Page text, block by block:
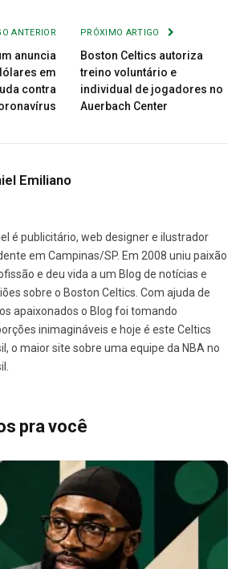
ANTERIOR
anuncia
em
contra
PRÓXIMO ARTIGO
Boston Celtics autoriza
treino voluntário e
individual de jogadores no
Auerbach Center
Emiliano
é publicitário, web designer e ilustrador
em Campinas/SP. Em 2008 uniu paixão
e deu vida a um Blog de notícias e
sobre o Boston Celtics. Com ajuda de
apaixonados o Blog foi tomando
inimagináveis e hoje é este Celtics
o maior site sobre uma equipe da NBA no
pra você